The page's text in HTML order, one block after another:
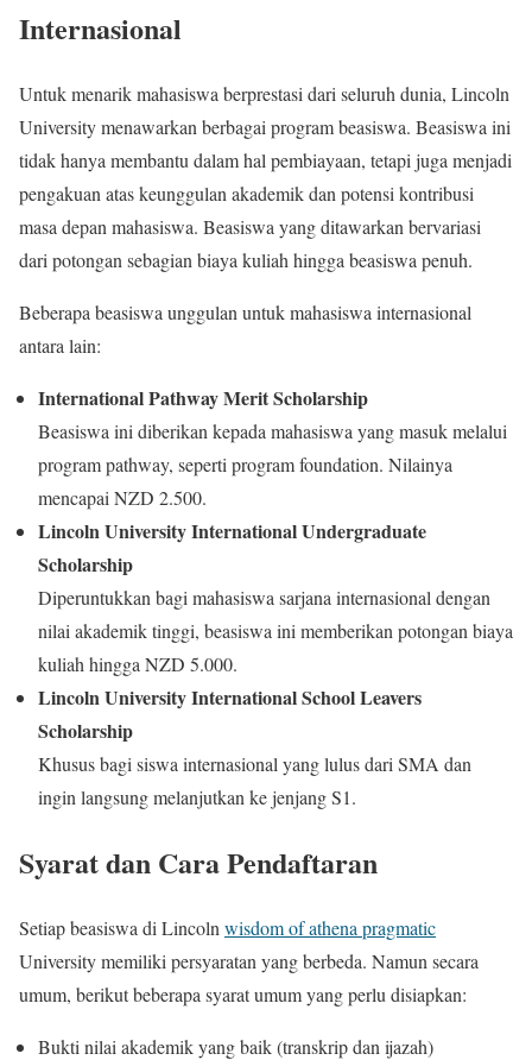
Internasional
Untuk menarik mahasiswa berprestasi dari seluruh dunia, Lincoln
University menawarkan berbagai program beasiswa. Beasiswa ini
tidak hanya membantu dalam hal pembiayaan, tetapi juga menjadi
pengakuan atas keunggulan akademik dan potensi kontribusi
masa depan mahasiswa. Beasiswa yang ditawarkan bervariasi
dari potongan sebagian biaya kuliah hingga beasiswa penuh.
Beberapa beasiswa unggulan untuk mahasiswa internasional
antara lain:
International Pathway Merit Scholarship
Beasiswa ini diberikan kepada mahasiswa yang masuk melalui
program pathway, seperti program foundation. Nilainya
mencapai NZD 2.500.
Lincoln University International Undergraduate
Scholarship
Diperuntukkan bagi mahasiswa sarjana internasional dengan
nilai akademik tinggi, beasiswa ini memberikan potongan biaya
kuliah hingga NZD 5.000.
Lincoln University International School Leavers
Scholarship
Khusus bagi siswa internasional yang lulus dari SMA dan
ingin langsung melanjutkan ke jenjang S1.
Syarat dan Cara Pendaftaran
Setiap beasiswa di Lincoln wisdom of athena pragmatic
University memiliki persyaratan yang berbeda. Namun secara
umum, berikut beberapa syarat umum yang perlu disiapkan:
Bukti nilai akademik yang baik (transkrip dan ijazah)